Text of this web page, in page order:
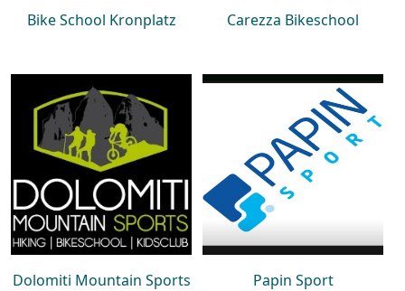
Bike School Kronplatz Carezza Bikeschool
Dolomiti Mountain Sports Papin Sport